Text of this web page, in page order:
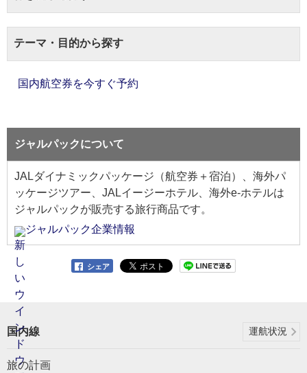
テーマ・目的から探す
国内航空券を今すぐ予約
ジャルパックについて
JALダイナミックパッケージ（航空券＋宿泊）、海外パ
ッケージツアー、JALイージーホテル、海外e-ホテルは
ジャルパックが販売する旅行商品です。
ジャルパック企業情報
シェア
国内線 運航状況
旅の計画